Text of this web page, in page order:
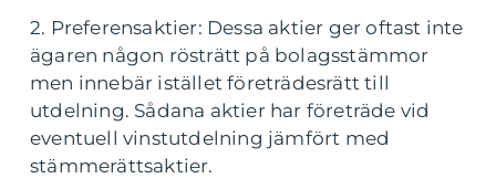
2. Preferensaktier: Dessa aktier ger oftast inte
ägaren någon rösträtt på bolagsstämmor
men innebär istället företrädesrätt till
utdelning. Sådana aktier har företräde vid
eventuell vinstutdelning jämfört med
stämmerättsaktier.